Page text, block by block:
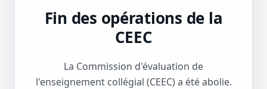
Fin des opérations de la
CEEC
La Commission d'évaluation de
l'enseignement collégial (CEEC) a été abolie.